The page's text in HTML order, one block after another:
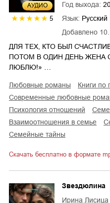
AУДИО
5
Добавлено
Год выхода:
Язык: Русский
ДЛЯ ТЕХ, КТО БЫЛ
ПОТОМ В ОДИН ДЕНЬ ЖЕНА
ЛЮБЛЮ!» …
любовные романы
книги
современные любовные
психология отношений
взаимоотношения в семье
семейные тайны
Скачать бесплатно в формате
Звездюлина
Ирина Лисица